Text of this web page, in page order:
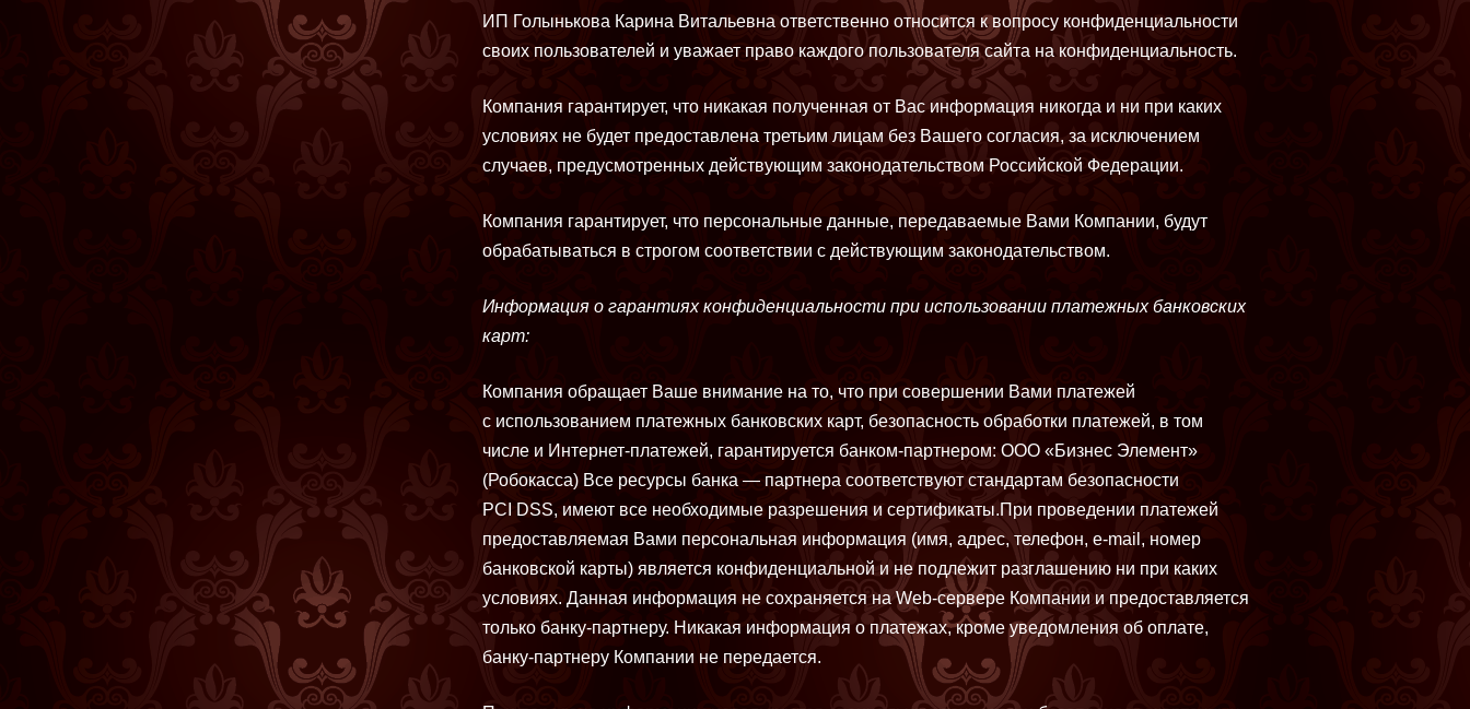
ИП Голынькова Карина Витальевна ответственно относится к вопросу конфиденциальности
своих пользователей и уважает право каждого пользователя сайта на конфиденциальность.
Компания гарантирует, что никакая полученная от Вас информация никогда и ни при каких
условиях не будет предоставлена третьим лицам без Вашего согласия, за исключением
случаев, предусмотренных действующим законодательством Российской Федерации.
Компания гарантирует, что персональные данные, передаваемые Вами Компании, будут
обрабатываться в строгом соответствии с действующим законодательством.
Информация о гарантиях конфиденциальности при использовании платежных банковских
карт:
Компания обращает Ваше внимание на то, что при совершении Вами платежей
с использованием платежных банковских карт, безопасность обработки платежей, в том
числе и Интернет-платежей, гарантируется банком-партнером: ООО «Бизнес Элемент»
(Робокасса) Все ресурсы банка — партнера соответствуют стандартам безопасности
PCI DSS, имеют все необходимые разрешения и сертификаты.При проведении платежей
предоставляемая Вами персональная информация (имя, адрес, телефон, e-mail, номер
банковской карты) является конфиденциальной и не подлежит разглашению ни при каких
условиях. Данная информация не сохраняется на Web-сервере Компании и предоставляется
только банку-партнеру. Никакая информация о платежах, кроме уведомления об оплате,
банку-партнеру Компании не передается.